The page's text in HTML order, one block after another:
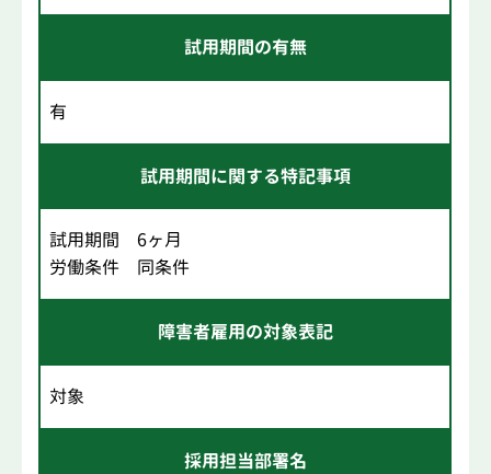
試用期間の有無
有
試用期間に関する特記事項
試用期間 6ヶ月
労働条件 同条件
障害者雇用の対象表記
対象
採用担当部署名